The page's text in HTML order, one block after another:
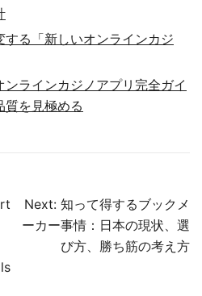
する「新しいオンラインカジ
ラインカジノアプリ完全ガイ
質を見極める
Next: 知って得するブックメ
ーカー事情：日本の現状、選
び方、勝ち筋の考え方